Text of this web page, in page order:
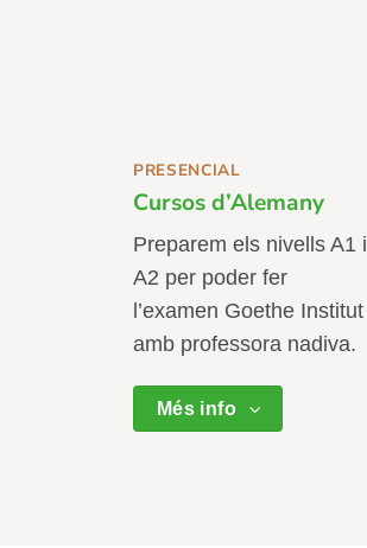
PRESENCIAL
Cursos d’Alemany
Preparem els nivells A1 i
A2 per poder fer
l’examen Goethe Institut
amb professora nadiva.
Més info